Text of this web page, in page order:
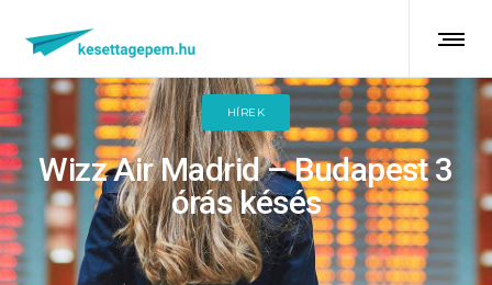
HÍREK
Wizz Air Madrid – Budapest 3
órás késés